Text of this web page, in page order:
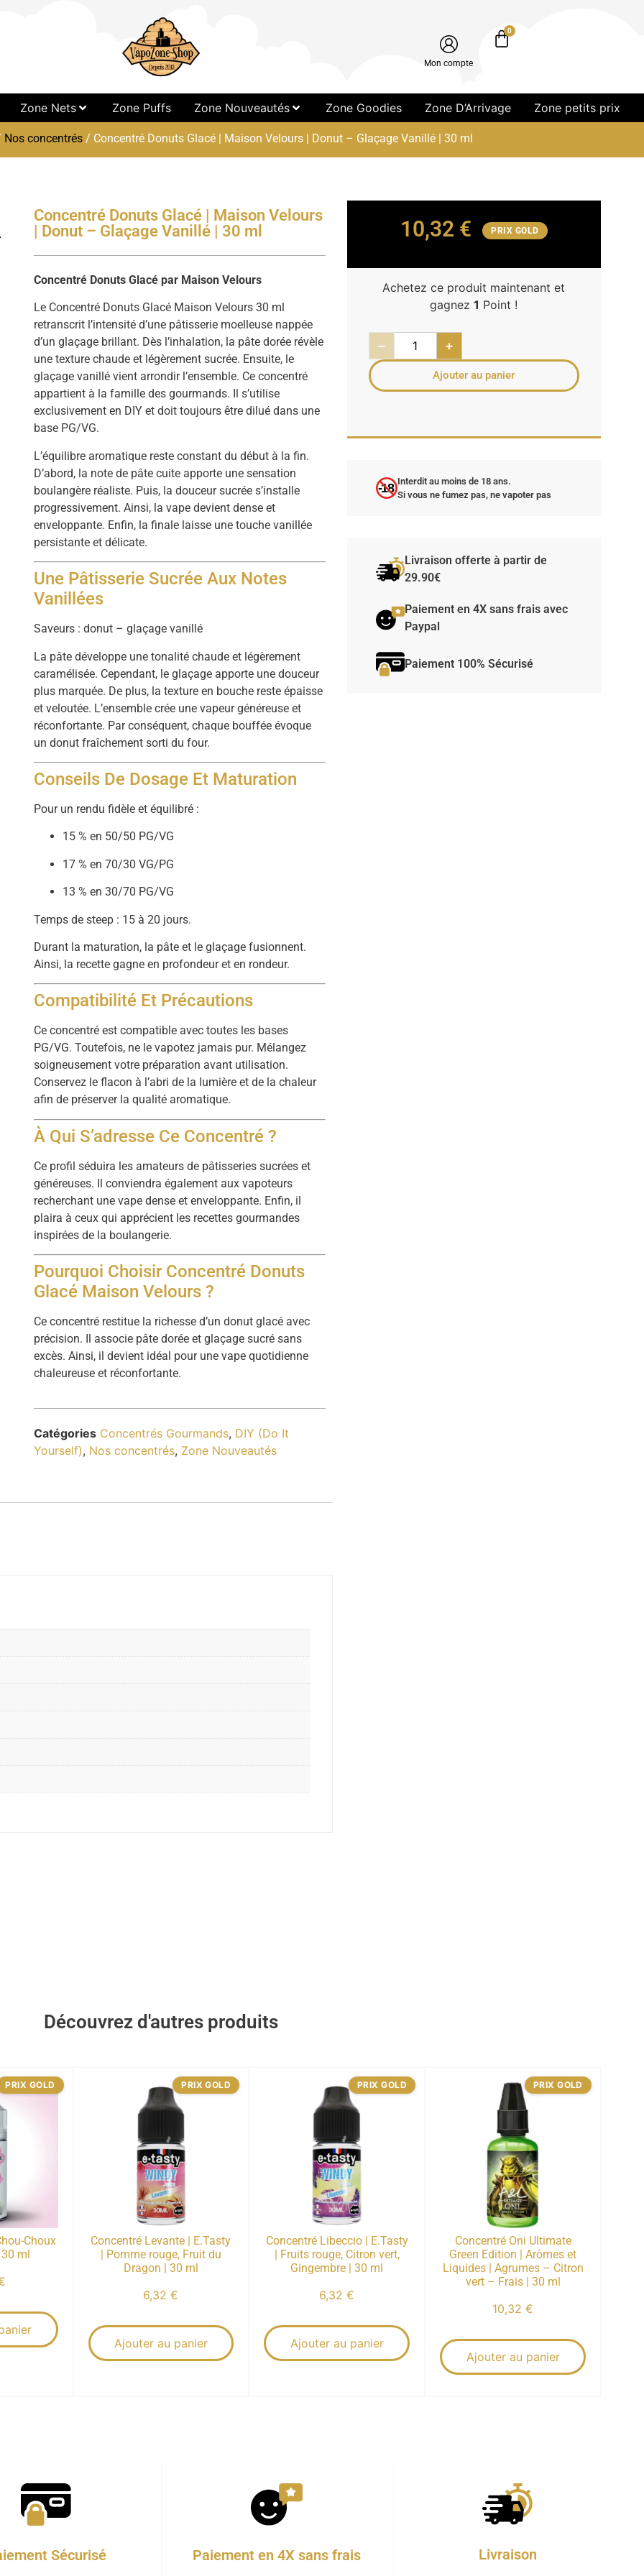
Mon compte
0
Zone Nets Zone Puffs Zone Nouveautés Zone Goodies Zone D’Arrivage Zone petits prix
Nos concentrés / Concentré Donuts Glacé | Maison Velours | Donut – Glaçage Vanillé | 30 ml
Concentré Donuts Glacé | Maison Velours
| Donut – Glaçage Vanillé | 30 ml
Concentré Donuts Glacé par Maison Velours
Le Concentré Donuts Glacé Maison Velours 30 ml
retranscrit l’intensité d’une pâtisserie moelleuse nappée
d’un glaçage brillant. Dès l’inhalation, la pâte dorée révèle
une texture chaude et légèrement sucrée. Ensuite, le
glaçage vanillé vient arrondir l’ensemble. Ce concentré
appartient à la famille des gourmands. Il s’utilise
exclusivement en DIY et doit toujours être dilué dans une
base PG/VG.
L’équilibre aromatique reste constant du début à la fin.
D’abord, la note de pâte cuite apporte une sensation
boulangère réaliste. Puis, la douceur sucrée s’installe
progressivement. Ainsi, la vape devient dense et
enveloppante. Enfin, la finale laisse une touche vanillée
persistante et délicate.
Une Pâtisserie Sucrée Aux Notes
Vanillées
Saveurs : donut – glaçage vanillé
La pâte développe une tonalité chaude et légèrement
caramélisée. Cependant, le glaçage apporte une douceur
plus marquée. De plus, la texture en bouche reste épaisse
et veloutée. L’ensemble crée une vapeur généreuse et
réconfortante. Par conséquent, chaque bouffée évoque
un donut fraîchement sorti du four.
Conseils De Dosage Et Maturation
Pour un rendu fidèle et équilibré :
15 % en 50/50 PG/VG
17 % en 70/30 VG/PG
13 % en 30/70 PG/VG
Temps de steep : 15 à 20 jours.
Durant la maturation, la pâte et le glaçage fusionnent.
Ainsi, la recette gagne en profondeur et en rondeur.
Compatibilité Et Précautions
Ce concentré est compatible avec toutes les bases
PG/VG. Toutefois, ne le vapotez jamais pur. Mélangez
soigneusement votre préparation avant utilisation.
Conservez le flacon à l’abri de la lumière et de la chaleur
afin de préserver la qualité aromatique.
À Qui S’adresse Ce Concentré ?
Ce profil séduira les amateurs de pâtisseries sucrées et
généreuses. Il conviendra également aux vapoteurs
recherchant une vape dense et enveloppante. Enfin, il
plaira à ceux qui apprécient les recettes gourmandes
inspirées de la boulangerie.
Pourquoi Choisir Concentré Donuts
Glacé Maison Velours ?
Ce concentré restitue la richesse d’un donut glacé avec
précision. Il associe pâte dorée et glaçage sucré sans
excès. Ainsi, il devient idéal pour une vape quotidienne
chaleureuse et réconfortante.
Catégories Concentrés Gourmands, DIY (Do It
Yourself), Nos concentrés, Zone Nouveautés
10,32 € PRIX GOLD
Achetez ce produit maintenant et
gagnez1 Point !
− +
Ajouter au panier
-18 Interdit au moins de 18 ans.
Si vous ne fumez pas, ne vapoter pas
Livraison offerte à partir de
29.90€
Paiement en 4X sans frais avec
Paypal
Paiement 100% Sécurisé
Découvrez d'autres produits
Choux
ml
PRIX GOLD
Concentré Levante | E.Tasty
| Pomme rouge, Fruit du
Dragon | 30 ml
6,32€
Ajouter au panier
PRIX GOLD
Concentré Libeccio | E.Tasty
| Fruits rouge, Citron vert,
Gingembre | 30 ml
6,32€
Ajouter au panier
PRIX GOLD
Concentré Oni Ultimate
Green Edition | Arômes et
Liquides | Agrumes – Citron
vert – Frais | 30 ml
10,32€
Ajouter au panier
PRIX GOLD
Sécurisé Paiement en 4X sans frais Livraison